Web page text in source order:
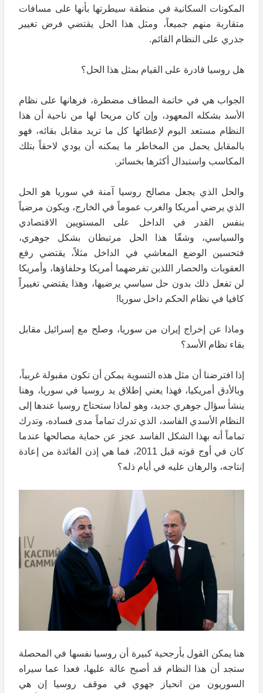
المكونات السكانية في منطقة سيطرتها بأنها على مسافات
متقاربة منهم جميعاً، ومثل هذا الحل يقتضي فرض تغيير
جذري على النظام القائم.
هل روسيا قادرة على القيام بمثل هذا الحل؟
الجواب هي في خاتمة المطاف مضطرة، فرهانها على نظام
الأسد بشكله المعهود، وإن كان مريحا لها من ناحية أن هذا
النظام مستعد اليوم لإعطائها كل ما تريد مقابل بقائه، فهو
بالمقابل يحمل من المخاطر ما يمكنه أن يودي لاحقاً بتلك
المكاسب واستبدال أكثرها بخسائر.
والحل الذي يجعل مصالح روسيا آمنة في سوريا هو الحل
الذي يرضي أمريكا والغرب عموماً في الخارج، ويكون مرضياً
بنفس القدر في الداخل على المستويين الاقتصادي
والسياسي، وشقّا هذا الحل مرتبطان بشكل جوهري،
فتحسين الوضع المعاشي في الداخل مثلاً، يقتضي رفع
العقوبات والحصار اللذين تفرضهما أمريكا وحلفاؤها، وأمريكا
لن تفعل ذلك بدون حل سياسي يرضيها، وهذا يقتضي تغييراً
كافيا في نظام الحكم داخل سوريا!
وماذا عن إخراج إيران من سوريا، وصلح مع إسرائيل مقابل
بقاء نظام الأسد؟
إذا افترضنا أن مثل هذه التسوية يمكن أن تكون مقبولة غربياً،
وبالأدق أمريكيا، فهذا يعني إطلاق يد روسيا في سوريا، وهنا
ينشأ سؤال جوهري جديد، وهو لماذا ستحتاج روسيا عندها إلى
النظام الأسدي الفاسد، الذي تدرك تماماً مدى فساده، وتدرك
تماماً أنه بهذا الشكل الفاسد عجز عن حماية مصالحها عندما
كان في أوج قوته قبل 2011، فما هي إذن الفائدة من إعادة
إنتاجه، والرهان عليه في أيام ذله؟
هنا يمكن القول بأرجحية كبيرة أن روسيا نفسها في المحصلة
ستجد أن هذا النظام قد أصبح عالة عليها، فعدا عما سيراه
السوريون من انحياز جهوي في موقف روسيا إن هي